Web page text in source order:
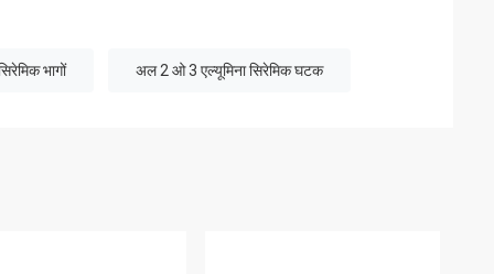
भागों अल 2 ओ 3 एल्यूमिना सिरेमिक घटक